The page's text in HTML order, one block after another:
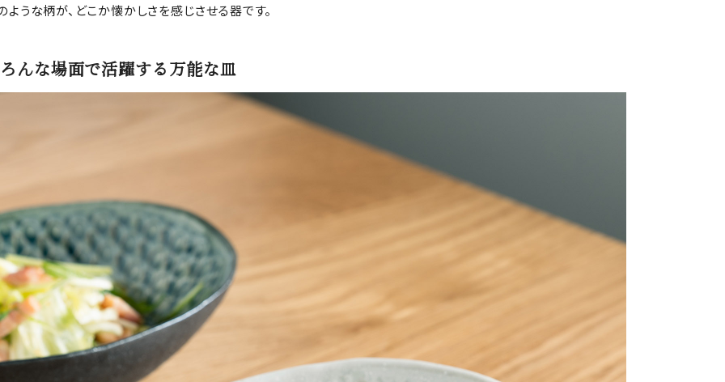
ような柄が、どこか懐かしさを感じさせる器です。
んな場面で活躍する万能な皿